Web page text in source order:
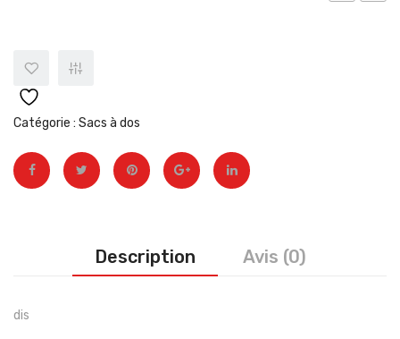
Catégorie : Sacs à dos
Description Avis (0)
dis